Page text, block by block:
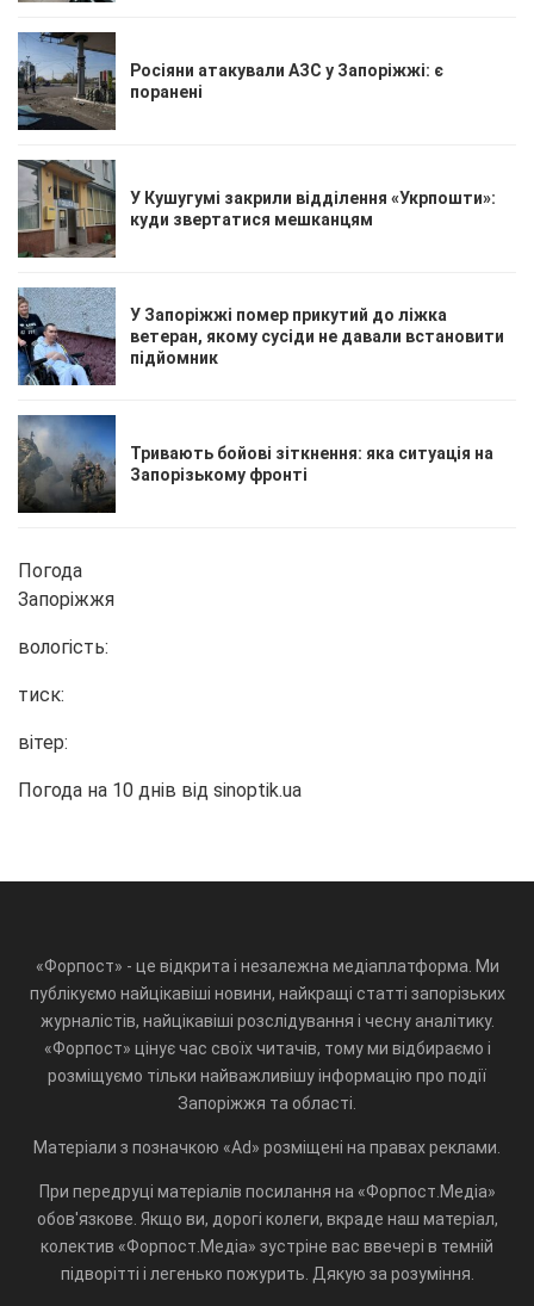
Росіяни атакували АЗС у Запоріжжі: є
поранені
У Кушугумі закрили відділення «Укрпошти»:
куди звертатися мешканцям
У Запоріжжі помер прикутий до ліжка
ветеран, якому сусіди не давали встановити
підйомник
Тривають бойові зіткнення: яка ситуація на
Запорізькому фронті
Погода
Запоріжжя
вологість:
тиск:
вітер:
Погода на 10 днів від sinoptik.ua
«Форпост» - це відкрита і незалежна медіаплатформа. Ми
публікуємо найцікавіші новини, найкращі статті запорізьких
журналістів, найцікавіші розслідування і чесну аналітику.
«Форпост» цінує час своїх читачів, тому ми відбираємо і
розміщуємо тільки найважливішу інформацію про події
Запоріжжя та області.
Матеріали з позначкою «Ad» розміщені на правах реклами.
При передруці матеріалів посилання на «Форпост.Медіа»
обов'язкове. Якщо ви, дорогі колеги, вкраде наш матеріал,
колектив «Форпост.Медіа» зустріне вас ввечері в темній
підворітті і легенько пожурить. Дякую за розуміння.